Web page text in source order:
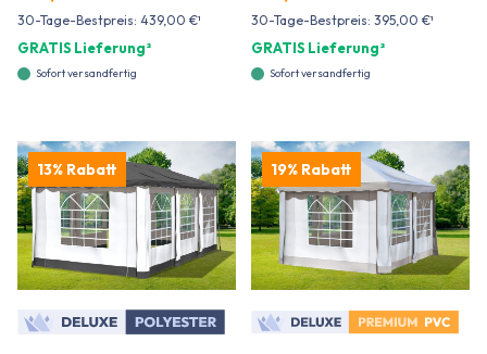
30-Tage-Bestpreis: 439,00 €¹
GRATIS Lieferung²
Sofort versandfertig
30-Tage-Bestpreis: 395,00 €¹
GRATIS Lieferung²
Sofort versandfertig
13% Rabatt 19% Rabatt